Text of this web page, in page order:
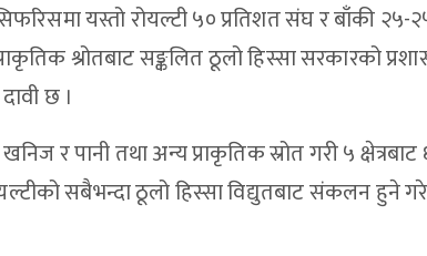
यस्तो रोयल्टी ५० प्रतिशत संघ र बाँकी २५-
श्रोतबाट सङ्कलित ठूलो हिस्सा सरकारको
छ ।
र पानी तथा अन्य प्राकृतिक स्रोत गरी ५
सबैभन्दा ठूलो हिस्सा विद्युतबाट संकलन हुने